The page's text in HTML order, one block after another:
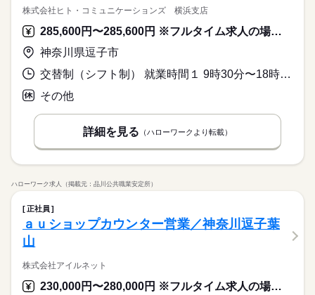
日払い
週払い 禁煙・分煙 派遣活躍中
ルーティン
英語不要
PC不要
☆
就業時間・曜日
10時～出社
働き方・環境
ブランクOK 社会保険制度 研修制度
制服あり
日払い
週払い
英語不要
PC不要 電話なし
シフト休み（土日休みもOK、ご希望をお聞かせください！）
休日・休暇 月曜 火曜 水曜 木曜 金曜 土曜 日曜 祝日
週３勤務からOK、休みも希望を承ります！
あなたにとって働きやすい環境づくりのお手伝いをいたします
☆
12時間で販売されたフィナンシェの個数でギネス記録達成！！
【友達とエントリーもOK】初めてさんOK！横浜駅直結！通勤ラ
クラクです♪フィナンシェやサブレなど、洋菓子を販売する店舗
で接客！
未経験OK
新卒・第二 20代活躍 30代活躍
40代活躍
正社員登用
募集条件
勤務先公開
WEB登録
就業時間・曜日
10時～出社
Wワーク可
家庭都合休可
シフト勤務
続きを読む
◎立ち仕事に問題がない方
◎接客・販売未経験歓迎！
◎未経験OK！
給与 時給 1,650円
【給与備考】 月収モデル：約30万円！ （165円×8時間×22日）
続きを読む
期間・時間 長期
早番：9：00〜18：00 遅番：12：30〜21：30 （実働8時間／休
憩1時間） ※繫忙期に13：00〜22：00の時間も お願いする可
能性あり ☆ 希望休は提出可能！ （日数や曜日の制限なし♪）
【残業】0～10時間／月 【研修】しっかりOJTあり！
応募する
職場の様子 しずか にぎやか
業界 メーカー関連
12時間で販売されたフィナンシェの個数でギネス記録達成！！
【友達とエントリーもOK】初めてさんOK！横浜駅直結！通勤ラ
クラクです♪フィナンシェやサブレなど、洋菓子を販売する店舗
で接客！
基本特徴
未経験OK 新卒・第二 20代活躍 30代活躍
40代活躍
正社員登用
募集条件
勤務先公開
レジ打ち、商品お渡し ◇商品の発送 ◇電話対応 ◇バックヤード
☆はじめての方でも大丈夫！ 先輩スタッフがついているから安
心★ 少しずつ覚えながらお菓子の販売をお願いします！ ☆接客
だけじゃない！ 裏に入って試食品作ったり、商品を運んだり…♪
動きがあります☆
続きを読む
応募資格
◎立ち仕事に問題がない方
◎未経験OK！
【給与備考】 月収モデル：約30万円！ （165円×8時間×22日）
☆前払い制度あり！ 日払いもOK♪
続きを読む
期間・時間 長期
早番：9：00〜18：00 遅番：12：30〜21：30 （実働8時間／休
詳しい募集要項をすべて見る
株式会社ヒト・コミュニケーションズ 横浜支店
285,600円〜285,600円 ※フルタイム求人の場合は月額（換算額）、パート求人の場合は時間額を表示しています。
神奈川県逗子市
交替制（シフト制） 就業時間１ 9時30分〜18時30分 就業時間２ 10時00分〜19時00分
その他
詳細を見る （ハローワークより転載）
ハローワーク求人（掲載元：品川公共職業安定所）
正社員
ａｕショップカウンター営業／神奈川逗子葉
山
株式会社アイルネット
230,000円〜280,000円 ※フルタイム求人の場合は月額（換算額）、パート求人の場合は時間額を表示しています。